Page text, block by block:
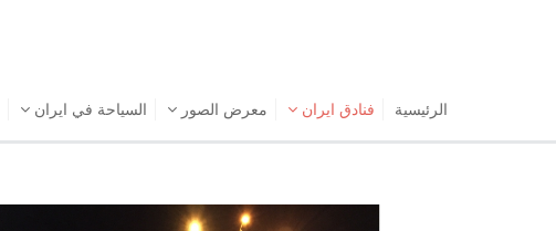
الرئیسیة فنادق ايران معرض الصور السياحة في ايران